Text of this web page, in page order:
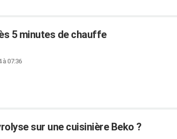
5 minutes de chauffe
à 07:36
sur une cuisinière Beko ?